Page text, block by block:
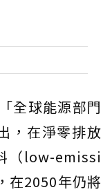
全球能源部門
，在淨零排放
（low-emissi
在2050年仍將